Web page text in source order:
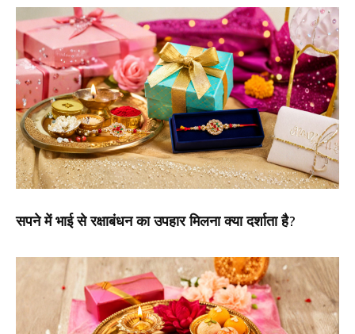
सपने में भाई से रक्षाबंधन का उपहार मिलना क्या दर्शाता है?